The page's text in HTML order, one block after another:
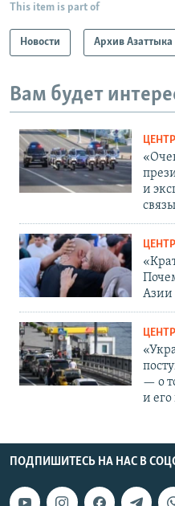
This item is part of
Новости Архив
Вам будет
и
Азии
— о
и его
ПОДПИШИТЕСЬ НА НАС В